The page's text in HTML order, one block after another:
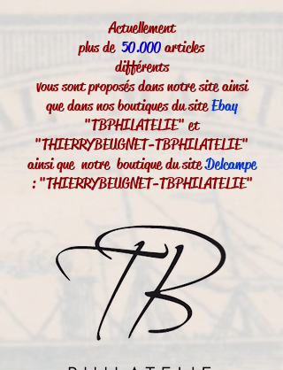
Actuellement
plus de50.000articles
différents
vous sont proposés dans notre site ainsi
que dans nos boutiques du siteEbay
"TBPHILATELIE" et
"THIERRYBEUGNET-TBPHILATELIE"
ainsi que notre boutique du siteDelcampe
: "THIERRYBEUGNET-TBPHILATELIE"